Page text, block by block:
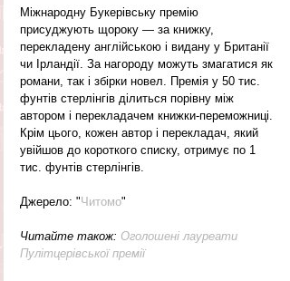
Міжнародну Букерівську премію
присуджують щороку — за книжку,
перекладену англійською і видану у Британії
чи Ірландії. За нагороду можуть змагатися як
романи, так і збірки новел. Премія у 50 тис.
фунтів стерлінгів ділиться порівну між
автором і перекладачем книжки-переможниці.
Крім цього, кожен автор і перекладач, який
увійшов до короткого списку, отримує по 1
тис. фунтів стерлінгів.
Джерело: "Читомо"
Читайте також: Оголошені лауреати
Пулітцерівської премії